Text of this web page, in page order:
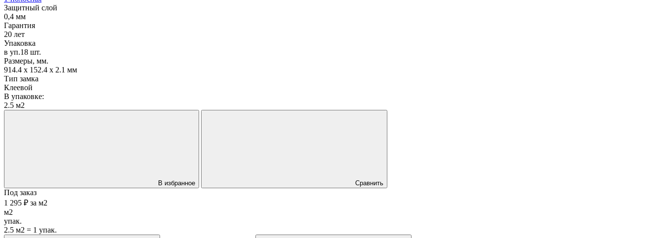
Защитный слой
0,4 мм
Гарантия
20 лет
Упаковка
в уп.18 шт.
Размеры, мм.
914.4 х 152.4 х 2.1 мм
Тип замка
Клеевой
В упаковке:
2.5 м2
В избранное Сравнить
Под заказ
1 295 ₽ за м2
м2
упак.
2.5 м2 = 1 упак.